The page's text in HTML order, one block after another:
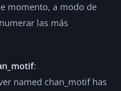
momento, a modo de
las más
:
named chan_motif has